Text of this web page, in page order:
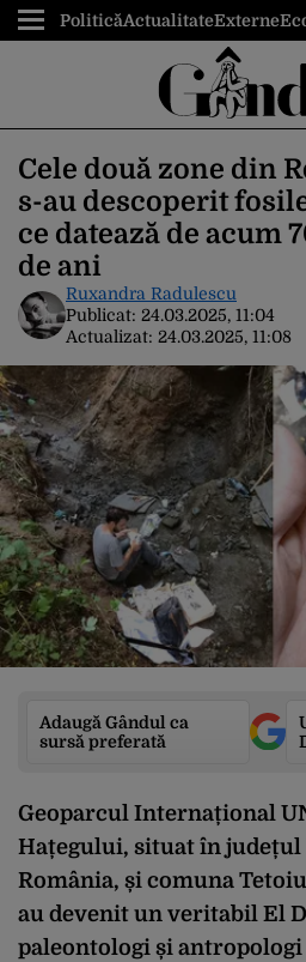
PoliticăActualitateExterne
Cele două zone din
s-au descoperit
ce datează de acum
de ani
Ruxandra Radulescu
Publicat: 24.03.2025, 11:04
Actualizat: 24.03.2025, 11:08
Adaugă Gândul ca
sursă preferată
Geoparcul Internațional
Hațegului, situat în județul
România, și comuna
au devenit un veritabil El
paleontologi și